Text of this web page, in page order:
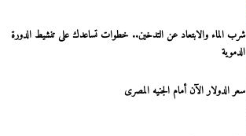
شرب الماء والابتعاد عن التدخين.. خطوات تساعدك على تنشيط الدورة
الدموية
سعر الدولار الآن أمام الجنيه المصرى